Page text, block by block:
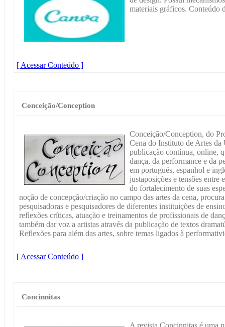
materiais gráficos. Conteúdo
[ Acessar Conteúdo ]
Conceição/Conception
Conceição/Conception, do
Cena do Instituto de Artes
publicação contínua, online,
dança, da performance e da
em português, espanhol e
justaposições e tensões entre
do fortalecimento de suas
noção de concepção/criação no campo das artes da cena,
pesquisadoras e pesquisadores de diferentes instituições de
reflexões críticas, atuação e treinamentos de profissionais de
também dar voz a artistas através da publicação de textos
Reflexões para além das artes, sobre temas ligados à
[ Acessar Conteúdo ]
Concinnitas
A revista Concinnitas é uma